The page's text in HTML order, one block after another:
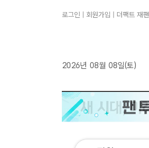
로그인 회원가입 더팩트 재팬
2026년 08월 08일(토)